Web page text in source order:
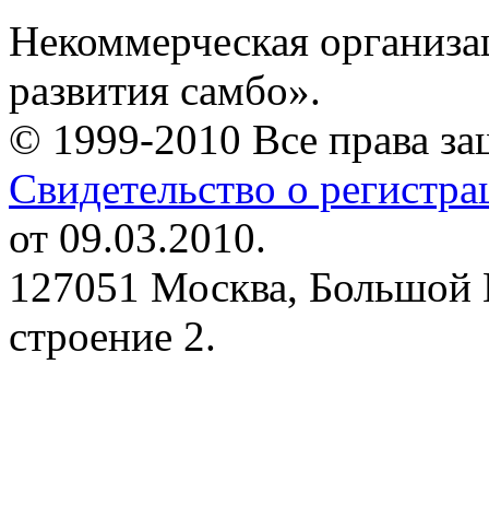
Некоммерческая
развития самбо».
© 1999-2010 Все права
Свидетельство о
от 09.03.2010.
127051 Москва, Большой
строение 2.